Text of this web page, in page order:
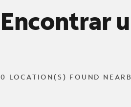
Encontrar
0 LOCATION(S) FOUND